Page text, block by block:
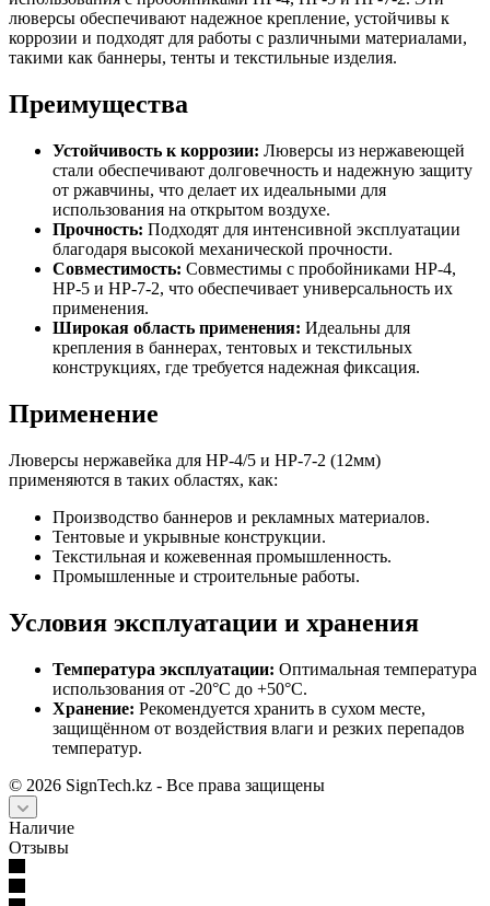
люверсы обеспечивают надежное крепление, устойчивы к
коррозии и подходят для работы с различными материалами,
такими как баннеры, тенты и текстильные изделия.
Преимущества
Устойчивость к коррозии: Люверсы из нержавеющей
стали обеспечивают долговечность и надежную защиту
от ржавчины, что делает их идеальными для
использования на открытом воздухе.
Прочность: Подходят для интенсивной эксплуатации
благодаря высокой механической прочности.
Совместимость: Совместимы с пробойниками HP-4,
HP-5 и HP-7-2, что обеспечивает универсальность их
применения.
Широкая область применения: Идеальны для
крепления в баннерах, тентовых и текстильных
конструкциях, где требуется надежная фиксация.
Применение
Люверсы нержавейка для HP-4/5 и HP-7-2 (12мм)
применяются в таких областях, как:
Производство баннеров и рекламных материалов.
Тентовые и укрывные конструкции.
Текстильная и кожевенная промышленность.
Промышленные и строительные работы.
Условия эксплуатации и хранения
Температура эксплуатации: Оптимальная температура
использования от -20°C до +50°C.
Хранение: Рекомендуется хранить в сухом месте,
защищённом от воздействия влаги и резких перепадов
температур.
© 2026 SignTech.kz - Все права защищены
Наличие
Отзывы